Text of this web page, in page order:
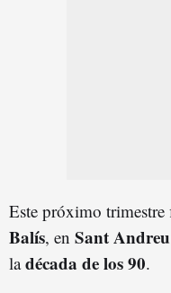
Este próximo trimestre
Balís, en Sant
ladécada de los90.